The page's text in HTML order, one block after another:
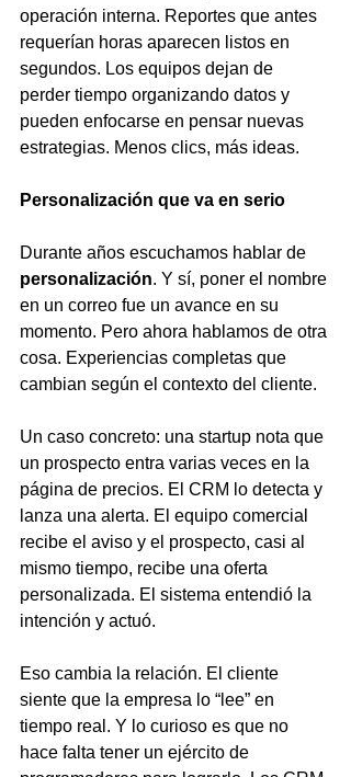
operación interna. Reportes que antes
requerían horas aparecen listos en
segundos. Los equipos dejan de
perder tiempo organizando datos y
pueden enfocarse en pensar nuevas
estrategias. Menos clics, más ideas.
Personalización que va en serio
Durante años escuchamos hablar de
personalización. Y sí, poner el nombre
en un correo fue un avance en su
momento. Pero ahora hablamos de otra
cosa. Experiencias completas que
cambian según el contexto del cliente.
Un caso concreto: una startup nota que
un prospecto entra varias veces en la
página de precios. El CRM lo detecta y
lanza una alerta. El equipo comercial
recibe el aviso y el prospecto, casi al
mismo tiempo, recibe una oferta
personalizada. El sistema entendió la
intención y actuó.
Eso cambia la relación. El cliente
siente que la empresa lo “lee” en
tiempo real. Y lo curioso es que no
hace falta tener un ejército de